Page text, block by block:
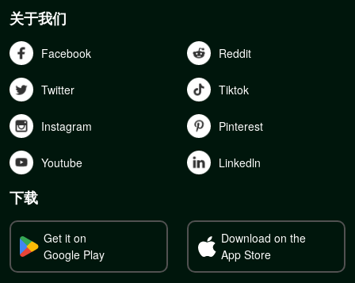
关于我们
Facebook Reddit
Twitter Tiktok
Instagram Pinterest
Youtube Linkedln
下载
Get it on
Google Play
Download on the
App Store